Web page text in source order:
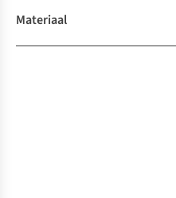
Materiaal